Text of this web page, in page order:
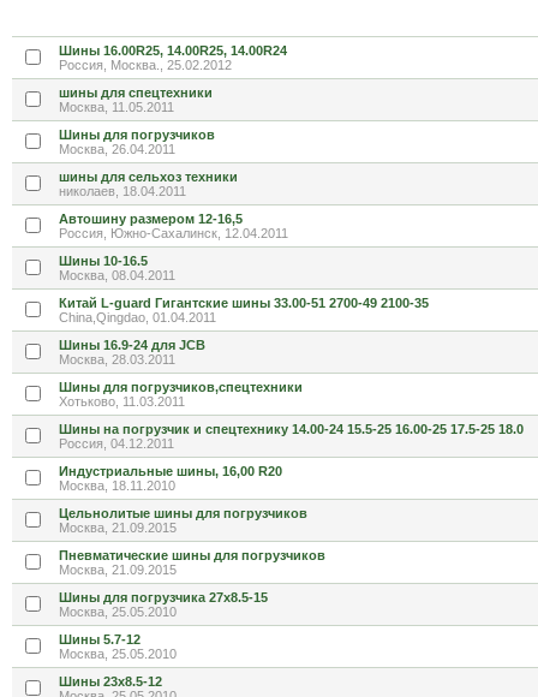
Шины 16.00R25, 14.00R25, 14.00R24
Россия, Москва., 25.02.2012
шины для спецтехники
Москва, 11.05.2011
Шины для погрузчиков
Москва, 26.04.2011
шины для сельхоз техники
николаев, 18.04.2011
Автошину размером 12-16,5
Россия, Южно-Сахалинск, 12.04.2011
Шины 10-16.5
Москва, 08.04.2011
Китай L-guard Гигантские шины 33.00-51 2700-49 2100-35
China,Qingdao, 01.04.2011
Шины 16.9-24 для JCB
Москва, 28.03.2011
Шины для погрузчиков,спецтехники
Хотьково, 11.03.2011
Шины на погрузчик и спецтехнику 14.00-24 15.5-25 16.00-25 17.5-25 18.0
Россия, 04.12.2011
Индустриальные шины, 16,00 R20
Москва, 18.11.2010
Цельнолитые шины для погрузчиков
Москва, 21.09.2015
Пневматические шины для погрузчиков
Москва, 21.09.2015
Шины для погрузчика 27х8.5-15
Москва, 25.05.2010
Шины 5.7-12
Москва, 25.05.2010
Шины 23х8.5-12